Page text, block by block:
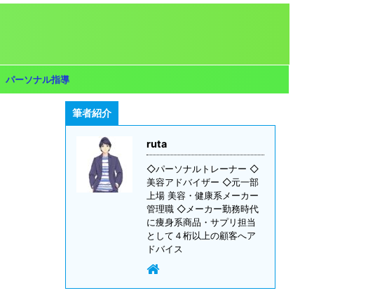
パーソナル指導
筆者紹介
ruta
◇パーソナルトレーナー ◇
美容アドバイザー ◇元一部
上場 美容・健康系メーカー
管理職 ◇メーカー勤務時代
に痩身系商品・サプリ担当
として４桁以上の顧客へア
ドバイス